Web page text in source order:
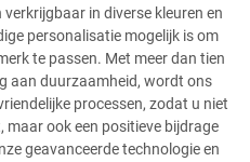
in diverse kleuren en
personalisatie mogelijk is om
te passen. Met meer dan tien
aan duurzaamheid, wordt ons
processen, zodat u niet
ook een positieve bijdrage
geavanceerde technologie en